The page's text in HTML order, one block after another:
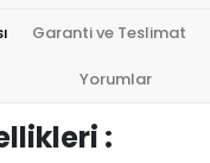
Garanti ve Teslimat
Yorumlar
: